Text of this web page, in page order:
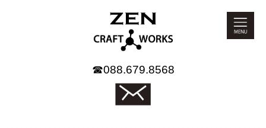
☎088.679.8568